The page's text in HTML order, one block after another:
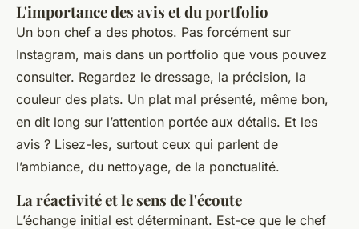
L'importance des avis et du portfolio
Un bon chef a des photos. Pas forcément sur
Instagram, mais dans un portfolio que vous pouvez
consulter. Regardez le dressage, la précision, la
couleur des plats. Un plat mal présenté, même bon,
en dit long sur l’attention portée aux détails. Et les
avis ? Lisez-les, surtout ceux qui parlent de
l’ambiance, du nettoyage, de la ponctualité.
La réactivité et le sens de l'écoute
L’échange initial est déterminant. Est-ce que le chef